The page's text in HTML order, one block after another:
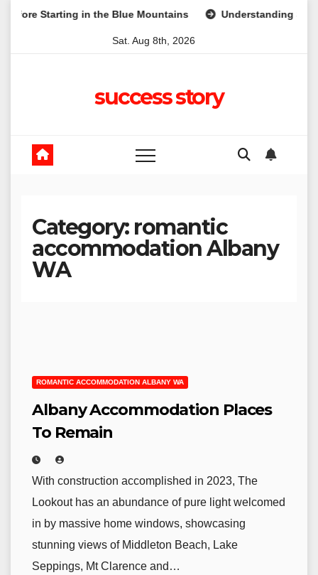
Skip in the Blue Mountains Understanding
Sat. Aug 8th, 2026
success story
Category: romantic
accommodation Albany
WA
ROMANTIC ACCOMMODATION ALBANY WA
Albany Accommodation Places
To Remain
With construction accomplished in 2023, The
Lookout has an abundance of pure light welcomed
in by massive home windows, showcasing
stunning views of Middleton ​Beach, Lake
Seppings, Mt Clarence and…